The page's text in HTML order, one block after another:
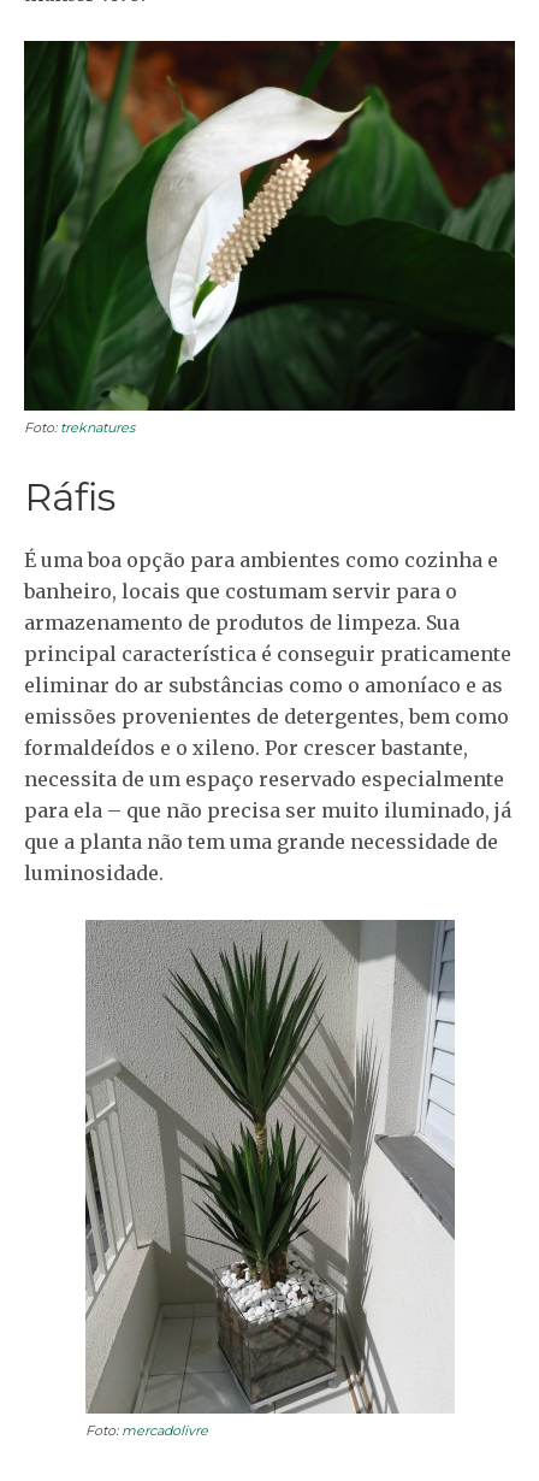
Foto: treknatures
Ráfis
É uma boa opção para ambientes como cozinha e
banheiro, locais que costumam servir para o
armazenamento de produtos de limpeza. Sua
principal característica é conseguir praticamente
eliminar do ar substâncias como o amoníaco e as
emissões provenientes de detergentes, bem como
formaldeídos e o xileno. Por crescer bastante,
necessita de um espaço reservado especialmente
para ela – que não precisa ser muito iluminado, já
que a planta não tem uma grande necessidade de
luminosidade.
Foto: mercadolivre